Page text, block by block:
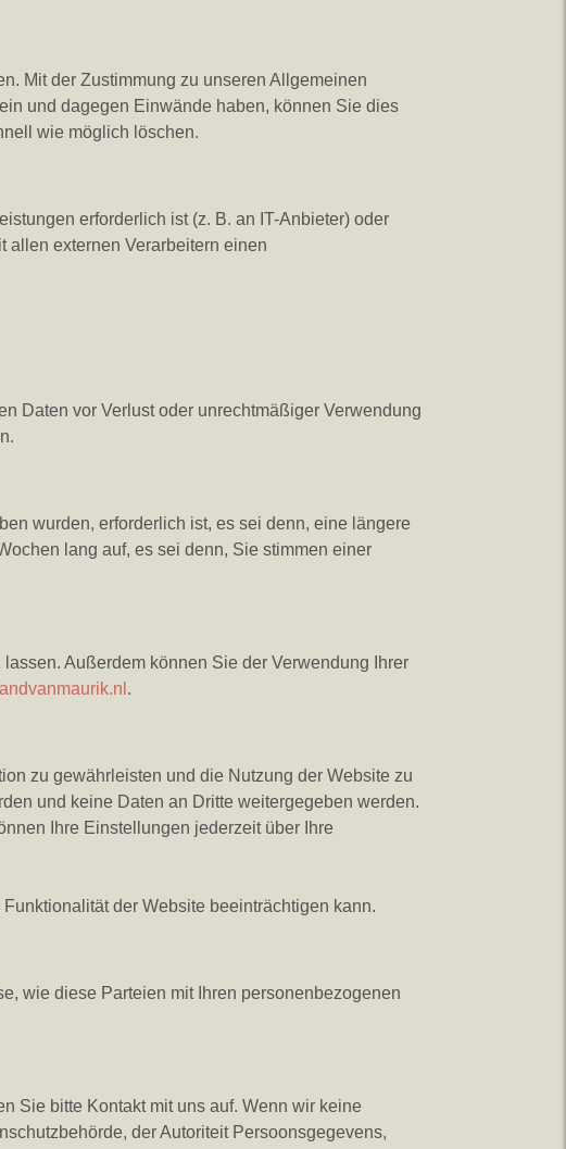
Mit der Zustimmung zu unseren Allgemeinen
und dagegen Einwände haben, können Sie dies
wie möglich löschen.
erforderlich ist (z. B. an IT-Anbieter) oder
allen externen Verarbeitern einen
Daten vor Verlust oder unrechtmäßiger Verwendung
wurden, erforderlich ist, es sei denn, eine längere
lang auf, es sei denn, Sie stimmen einer
Außerdem können Sie der Verwendung Ihrer
.
zu gewährleisten und die Nutzung der Website zu
und keine Daten an Dritte weitergegeben werden.
Ihre Einstellungen jederzeit über Ihre
der Website beeinträchtigen kann.
wie diese Parteien mit Ihren personenbezogenen
Sie bitte Kontakt mit uns auf. Wenn wir keine
der Autoriteit Persoonsgegevens,